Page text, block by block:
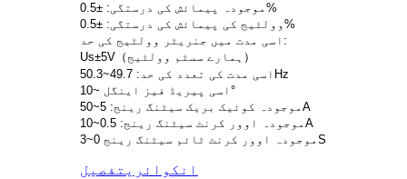
موجودہ پیمائش کی درستگی: ±0.5%
وولٹیج کی پیمائش کی درستگی: ±0.5%
اسی مدت میں جنریٹر وولٹیج کی حد:
Us±5V（ہمارے سسٹم وولٹیج）
اسی مدت کی تعدد کی حد: 49.7~50.3Hz
اسی پیریڈ فیز اینگل ~10°
موجودہ کوئیک بریک سیٹنگ رینج: 5~50A
موجودہ اوور کرنٹ سیٹنگ رینج: 0.5~10A
موجودہ اوور کرنٹ ٹائم سیٹنگ رینج 0~3S
انکوائری تفصیل